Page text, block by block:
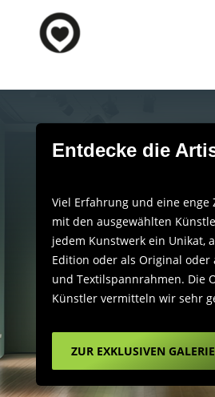
Entdecke die
Viel Erfahrung und eine enge
mit den ausgewählten
jedem Kunstwerk ein Unikat,
Edition oder als Original oder
und Textilspannrahmen. Die
Künstler vermitteln wir sehr
ZUR EXKLUSIVEN GALERIE